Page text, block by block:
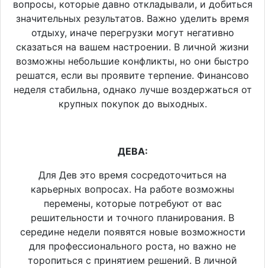
вопросы, которые давно откладывали, и добиться
значительных результатов. Важно уделить время
отдыху, иначе перегрузки могут негативно
сказаться на вашем настроении. В личной жизни
возможны небольшие конфликты, но они быстро
решатся, если вы проявите терпение. Финансово
неделя стабильна, однако лучше воздержаться от
крупных покупок до выходных.
ДЕВА:
Для Дев это время сосредоточиться на
карьерных вопросах. На работе возможны
перемены, которые потребуют от вас
решительности и точного планирования. В
середине недели появятся новые возможности
для профессионального роста, но важно не
торопиться с принятием решений. В личной